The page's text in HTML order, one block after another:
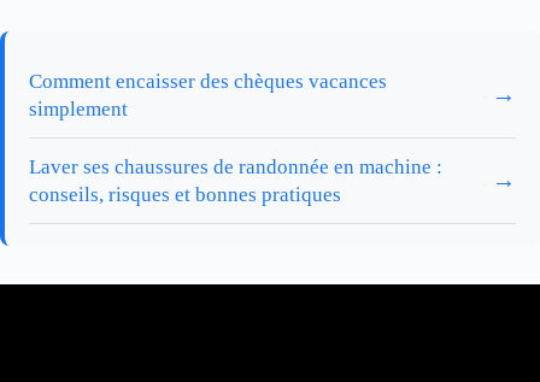
Comment encaisser des chèques vacances
simplement
→
Laver ses chaussures de randonnée en machine :
conseils, risques et bonnes pratiques
→